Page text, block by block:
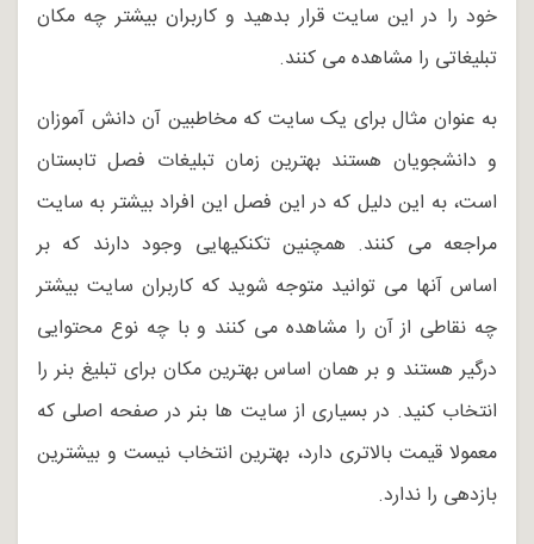
خود را در این سایت قرار بدهید و کاربران بیشتر چه مکان
تبلیغاتی را مشاهده می کنند.
به عنوان مثال برای یک سایت که مخاطبین آن دانش آموزان
و دانشجویان هستند بهترین زمان تبلیغات فصل تابستان
است، به این دلیل که در این فصل این افراد بیشتر به سایت
مراجعه می کنند. همچنین تکنکیهایی وجود دارند که بر
اساس آنها می توانید متوجه شوید که کاربران سایت بیشتر
چه نقاطی از آن را مشاهده می کنند و با چه نوع محتوایی
درگیر هستند و بر همان اساس بهترین مکان برای تبلیغ بنر را
انتخاب کنید. در بسیاری از سایت ها بنر در صفحه اصلی که
معمولا قیمت بالاتری دارد، بهترین انتخاب نیست و بیشترین
بازدهی را ندارد.